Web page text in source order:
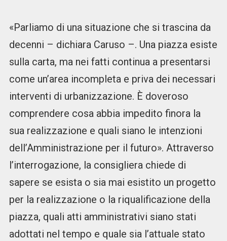
«Parliamo di una situazione che si trascina da
decenni – dichiara Caruso –. Una piazza esiste
sulla carta, ma nei fatti continua a presentarsi
come un’area incompleta e priva dei necessari
interventi di urbanizzazione. È doveroso
comprendere cosa abbia impedito finora la
sua realizzazione e quali siano le intenzioni
dell’Amministrazione per il futuro». Attraverso
l’interrogazione, la consigliera chiede di
sapere se esista o sia mai esistito un progetto
per la realizzazione o la riqualificazione della
piazza, quali atti amministrativi siano stati
adottati nel tempo e quale sia l’attuale stato